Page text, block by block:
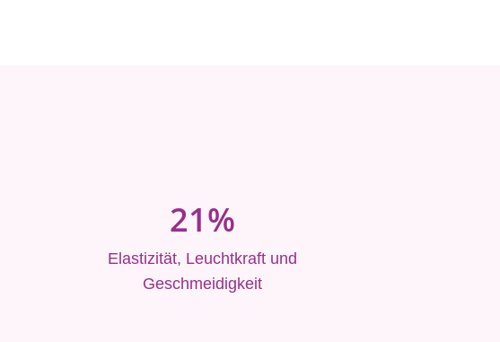
21%
Elastizität, Leuchtkraft und
Geschmeidigkeit